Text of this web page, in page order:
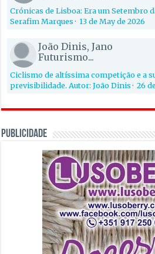
Crónicas de Lisboa: Era um Setembro
Serafim Marques·13 de May de 2026
João Dinis, Jano
Futurismo...
Ciclismo de altíssima competição e a
previsibilidade. Autor: João Dinis·26
PUBLICIDADE